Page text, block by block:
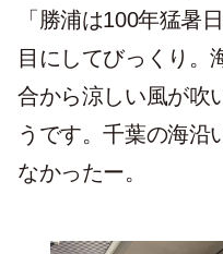
「勝浦は100年猛暑
目にしてびっくり。
合から涼しい風が吹
うです。千葉の海沿
なかったー。